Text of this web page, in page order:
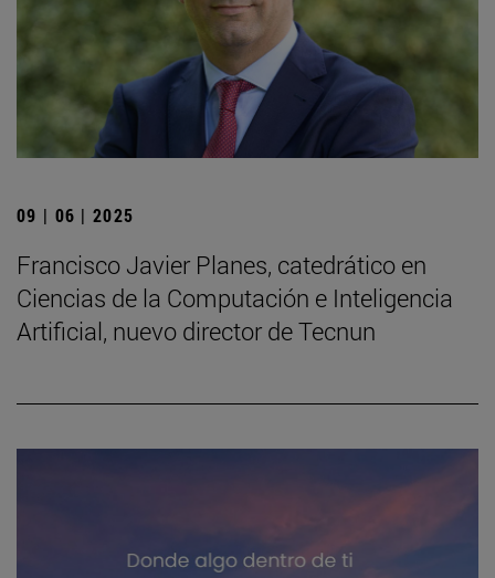
09 | 06 | 2025
Francisco Javier Planes, catedrático en
Ciencias de la Computación e Inteligencia
Artificial, nuevo director de Tecnun